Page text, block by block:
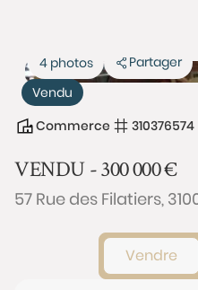
Vendu
4 photos Partager
Commerce 310376574
VENDU -300 000€
57 Rue des Filatiers,
Vendre